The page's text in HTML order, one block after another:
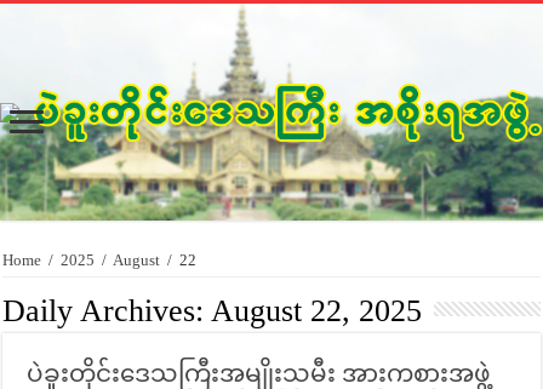
Home / 2025 / August / 22
Daily Archives:August 22, 2025
ပဲခူးတိုင်းဒေသကြီးအမျိုးသမီး အားကစားအဖွဲ့